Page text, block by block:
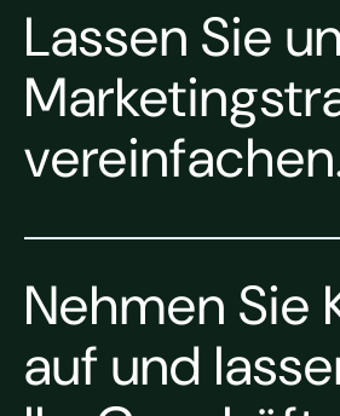
Lassen Sie
Nehmen Sie
auf und